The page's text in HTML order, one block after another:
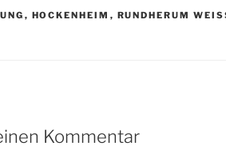
, HOCKENHEIM , RUNDHERUM WEISS
Kommentar